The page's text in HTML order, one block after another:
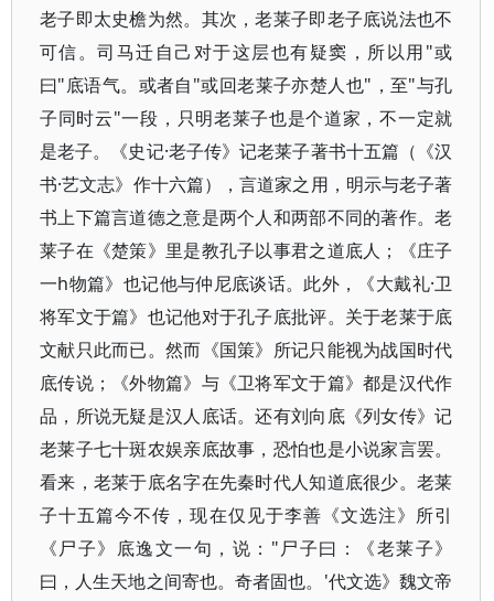
老子即太史檐为然。其次，老莱子即老子底说法也不
可信。司马迁自己对于这层也有疑窦，所以用"或
曰"底语气。或者自"或回老莱子亦楚人也"，至"与孔
子同时云"一段，只明老莱子也是个道家，不一定就
是老子。《史记·老子传》记老莱子著书十五篇（《汉
书·艺文志》作十六篇），言道家之用，明示与老子著
书上下篇言道德之意是两个人和两部不同的著作。老
莱子在《楚策》里是教孔子以事君之道底人；《庄子
一h物篇》也记他与仲尼底谈话。此外，《大戴礼·卫
将军文于篇》也记他对于孔子底批评。关于老莱于底
文献只此而已。然而《国策》所记只能视为战国时代
底传说；《外物篇》与《卫将军文于篇》都是汉代作
品，所说无疑是汉人底话。还有刘向底《列女传》记
老莱子七十斑农娱亲底故事，恐怕也是小说家言罢。
看来，老莱于底名字在先秦时代人知道底很少。老莱
子十五篇今不传，现在仅见于李善《文选注》所引
《尸子》底逸文一句，说："尸子曰：《老莱子》
曰，人生天地之间寄也。奇者固也。'代文选》魏文帝